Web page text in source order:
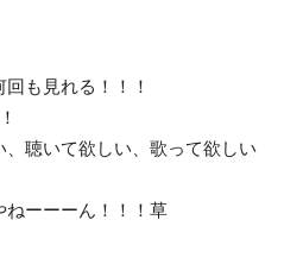
も見れる！！！
聴いて欲しい、歌って欲しい
ねーーーん！！！草